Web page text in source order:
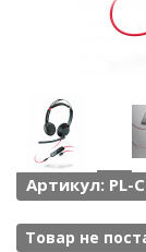
Артикул: PL-
Товар не